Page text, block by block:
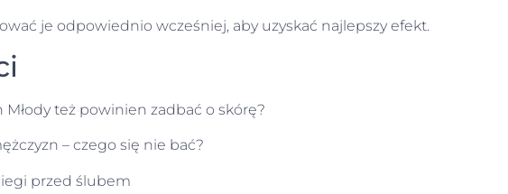
je odpowiednio wcześniej, aby uzyskać najlepszy efekt.
Młody też powinien zadbać o skórę?
– czego się nie bać?
przed ślubem